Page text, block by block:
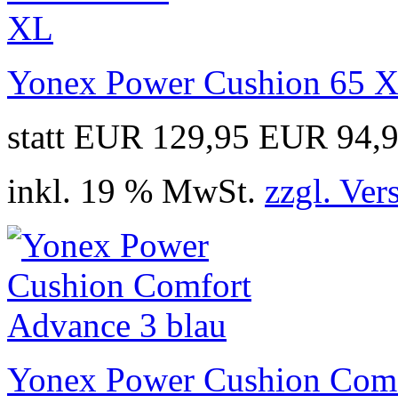
Yonex Power Cushion 65
statt EUR 129,95 EUR
inkl. 19 % MwSt. zzgl.
Yonex Power Cushion